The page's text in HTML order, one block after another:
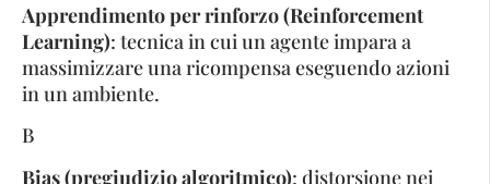
Apprendimento per rinforzo (Reinforcement
Learning): tecnica in cui un agente impara a
massimizzare una ricompensa eseguendo azioni
in un ambiente.
B
Bias (pregiudizio algoritmico): distorsione nei